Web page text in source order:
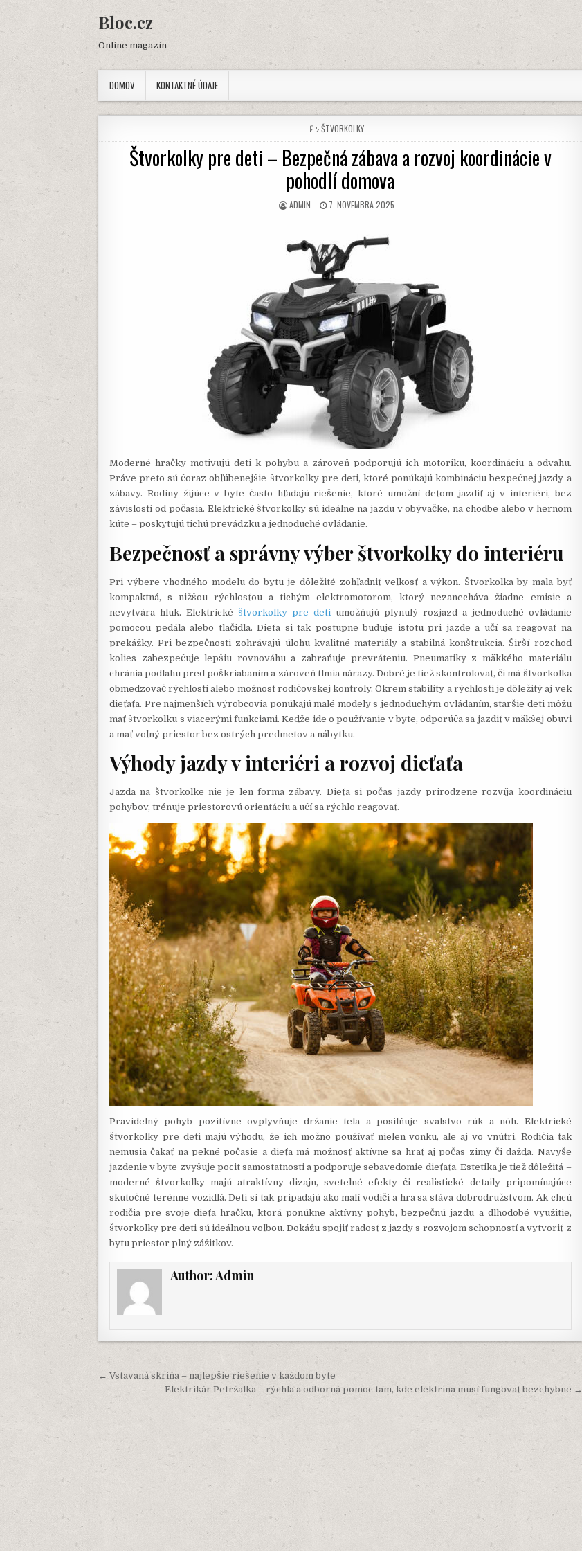
content
Bloc.cz
Online magazín
DOMOV KONTAKTNÉ ÚDAJE
POSTED
IN
ŠTVORKOLKY
Štvorkolky pre deti – Bezpečná zábava a rozvoj koordinácie v
pohodlí domova
AUTHOR:
ADMIN
PUBLISHED
7. NOVEMBRA 2025
Moderné hračky motivujú deti k pohybu a zároveň podporujú ich motoriku, koordináciu a odvahu.
Práve preto sú čoraz obľúbenejšie štvorkolky pre deti, ktoré ponúkajú kombináciu bezpečnej jazdy a
zábavy. Rodiny žijúce v byte často hľadajú riešenie, ktoré umožní deťom jazdiť aj v interiéri, bez
závislosti od počasia. Elektrické štvorkolky sú ideálne na jazdu v obývačke, na chodbe alebo v hernom
kúte – poskytujú tichú prevádzku a jednoduché ovládanie.
Bezpečnosť a správny výber štvorkolky do interiéru
Pri výbere vhodného modelu do bytu je dôležité zohľadniť veľkosť a výkon. Štvorkolka by mala byť
kompaktná, s nižšou rýchlosťou a tichým elektromotorom, ktorý nezanecháva žiadne emisie a
nevytvára hluk. Elektrické štvorkolky pre deti umožňujú plynulý rozjazd a jednoduché ovládanie
pomocou pedála alebo tlačidla. Dieťa si tak postupne buduje istotu pri jazde a učí sa reagovať na
prekážky. Pri bezpečnosti zohrávajú úlohu kvalitné materiály a stabilná konštrukcia. Širší rozchod
kolies zabezpečuje lepšiu rovnováhu a zabraňuje prevráteniu. Pneumatiky z mäkkého materiálu
chránia podlahu pred poškriabaním a zároveň tlmia nárazy. Dobré je tiež skontrolovať, či má štvorkolka
obmedzovač rýchlosti alebo možnosť rodičovskej kontroly. Okrem stability a rýchlosti je dôležitý aj vek
dieťaťa. Pre najmenších výrobcovia ponúkajú malé modely s jednoduchým ovládaním, staršie deti môžu
mať štvorkolku s viacerými funkciami. Keďže ide o používanie v byte, odporúča sa jazdiť v mäkšej obuvi
a mať voľný priestor bez ostrých predmetov a nábytku.
Výhody jazdy v interiéri a rozvoj dieťaťa
Jazda na štvorkolke nie je len forma zábavy. Dieťa si počas jazdy prirodzene rozvíja koordináciu
pohybov, trénuje priestorovú orientáciu a učí sa rýchlo reagovať.
Pravidelný pohyb pozitívne ovplyvňuje držanie tela a posilňuje svalstvo rúk a nôh. Elektrické
štvorkolky pre deti majú výhodu, že ich možno používať nielen vonku, ale aj vo vnútri. Rodičia tak
nemusia čakať na pekné počasie a dieťa má možnosť aktívne sa hrať aj počas zimy či dažďa. Navyše
jazdenie v byte zvyšuje pocit samostatnosti a podporuje sebavedomie dieťaťa. Estetika je tiež dôležitá –
moderné štvorkolky majú atraktívny dizajn, svetelné efekty či realistické detaily pripomínajúce
skutočné terénne vozidlá. Deti si tak pripadajú ako malí vodiči a hra sa stáva dobrodružstvom. Ak chcú
rodičia pre svoje dieťa hračku, ktorá ponúkne aktívny pohyb, bezpečnú jazdu a dlhodobé využitie,
štvorkolky pre deti sú ideálnou voľbou. Dokážu spojiť radosť z jazdy s rozvojom schopností a vytvoriť z
bytu priestor plný zážitkov.
Author:Admin
Navigácia
článku
← Vstavaná skriňa – najlepšie riešenie v každom byte
Elektrikár Petržalka – rýchla a odborná pomoc tam, kde elektrina musí fungovať bezchybne →